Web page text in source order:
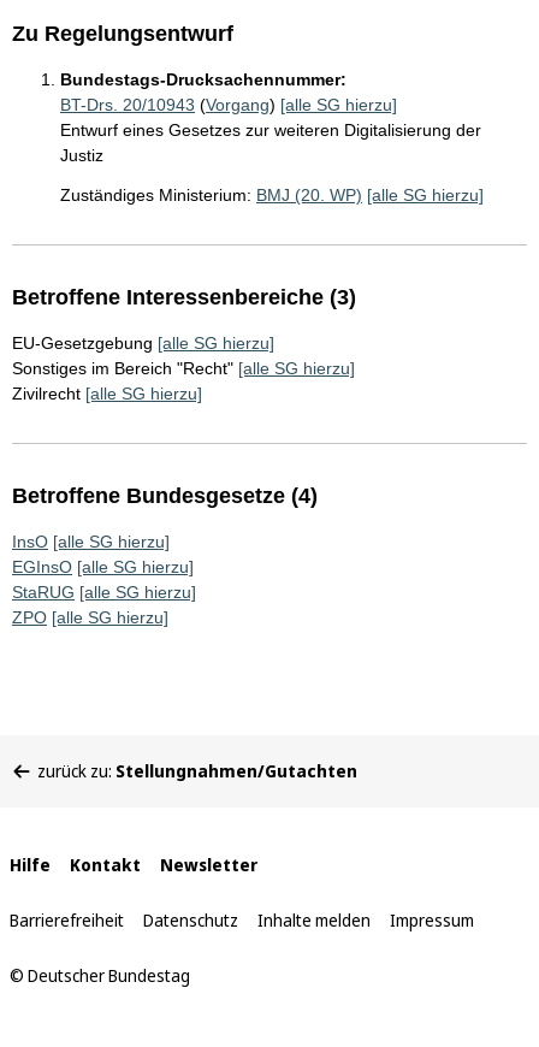
Zu Regelungsentwurf
Bundestags-Drucksachennummer:
BT-Drs. 20/10943 (Vorgang) [alle SG hierzu]
Entwurf eines Gesetzes zur weiteren Digitalisierung der
Justiz
Zuständiges Ministerium: BMJ (20. WP) [alle SG hierzu]
Betroffene Interessenbereiche (3)
EU-Gesetzgebung [alle SG hierzu]
Sonstiges im Bereich "Recht" [alle SG hierzu]
Zivilrecht [alle SG hierzu]
Betroffene Bundesgesetze (4)
InsO [alle SG hierzu]
EGInsO [alle SG hierzu]
StaRUG [alle SG hierzu]
ZPO [alle SG hierzu]
befinden
zurück zu: Stellungnahmen/Gutachten
Interne
Links
Hilfe Kontakt Newsletter
Barrierefreiheit Datenschutz Inhalte melden Impressum
© Deutscher Bundestag